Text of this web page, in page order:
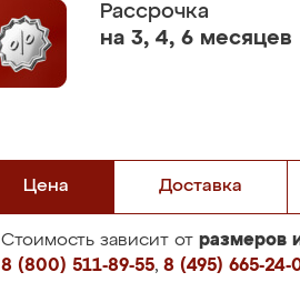
Рассрочка
на 3, 4, 6 месяцев
Цена Доставка
Стоимость зависит от размеров
8 (800) 511-89-55, 8 (495) 665-24-